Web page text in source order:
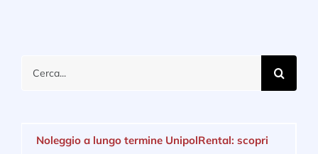
Cerca
Noleggio a lungo termine UnipolRental: scopri